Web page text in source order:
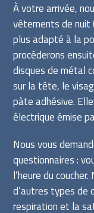
À votre arrivée,
vêtements de nuit
plus adapté à la
procéderons
disques de métal
sur la tête, le
pâte adhésive.
électrique émise
Nous vous
questionnaires :
l’heure du
d’autres types de
respiration et la